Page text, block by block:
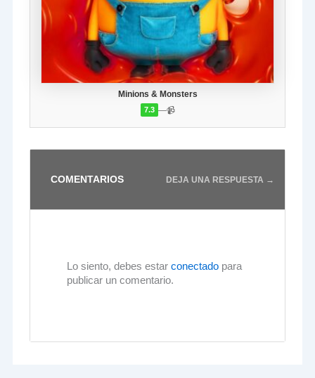
Minions & Monsters
7.3 —📹
COMENTARIOS DEJA UNA RESPUESTA →
Lo siento, debes estar conectadopara
publicar un comentario.